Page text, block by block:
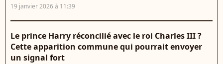
19 janvier 2026 à 11:39
Le prince Harry réconcilié avec le roi Charles III ?
Cette apparition commune qui pourrait envoyer
un signal fort